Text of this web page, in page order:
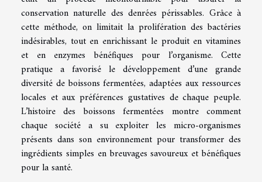
conservation naturelle des denrées périssables. Grâce à
cette méthode, on limitait la prolifération des bactéries
indésirables, tout en enrichissant le produit en vitamines
et en enzymes bénéfiques pour l’organisme. Cette
pratique a favorisé le développement d’une grande
diversité de boissons fermentées, adaptées aux ressources
locales et aux préférences gustatives de chaque peuple.
L’histoire des boissons fermentées montre comment
chaque société a su exploiter les micro-organismes
présents dans son environnement pour transformer des
ingrédients simples en breuvages savoureux et bénéfiques
pour la santé.